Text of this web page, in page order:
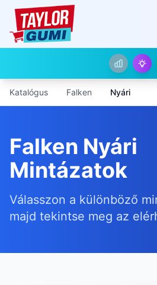
Katalógus Falken Nyári
Falken Nyári
Mintázatok
Válasszon a különböző
majd tekintse meg az